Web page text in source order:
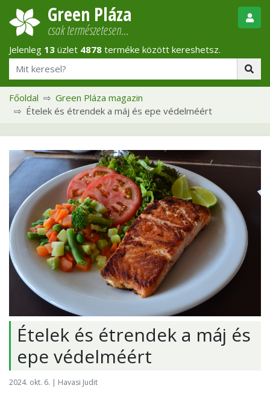
Green Pláza
csak természetesen…
Jelenleg 13 üzlet 4878 terméke között kereshetsz.
Főoldal
Green Pláza magazin
Ételek és étrendek a máj és epe védelméért
Ételek és étrendek a máj és
epe védelméért
2024. okt. 6. | Havasi Judit